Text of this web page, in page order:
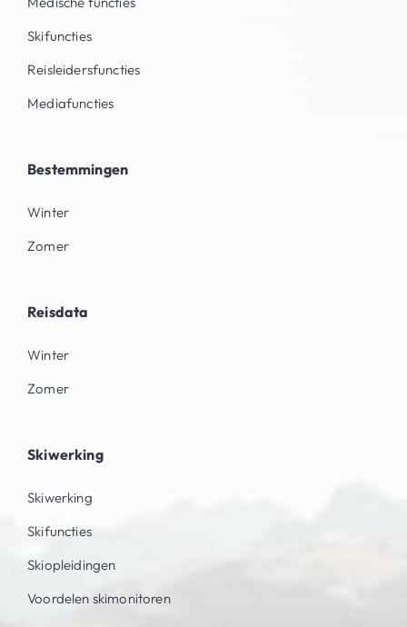
Skifuncties
Reisleidersfuncties
Mediafuncties
Bestemmingen
Winter
Zomer
Reisdata
Winter
Zomer
Skiwerking
Skiwerking
Skifuncties
Skiopleidingen
Voordelen skimonitoren